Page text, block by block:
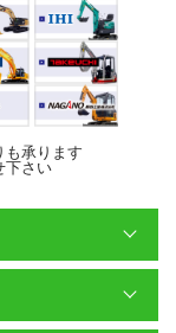
承ります
さい